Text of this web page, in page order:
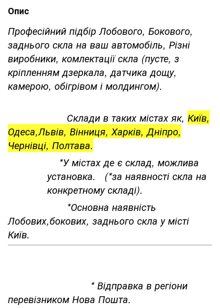
Опис
Професійний підбір Лобового, Бокового,
заднього скла на ваш автомобіль, Різні
виробники, комлектації скла (пусте, з
кріпленням дзеркала, датчика дощу,
камерою, обігрівом і молдингом).
Склади в таких містах як, Київ,
Одеса,Львів, Вінниця, Харків, Дніпро,
Чернівці, Полтава.
*У містах де є склад, можлива
установка. (*за наявності скла на
конкретному складі).
*Основна наявність
Лобових,бокових, заднього скла у місті
Київ.
* Відправка в регіони
перевізником Нова Пошта.